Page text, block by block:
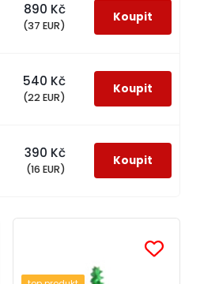
890 Kč
(37 EUR)
540 Kč
(22 EUR)
390 Kč
(16 EUR)